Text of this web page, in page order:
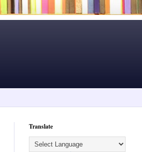
Translate